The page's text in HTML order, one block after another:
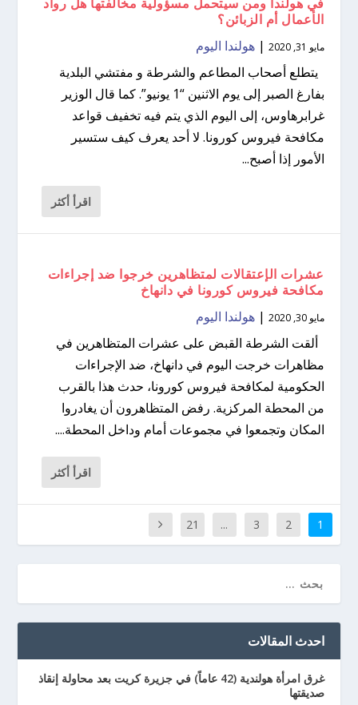
الأعمال أم الزبائن؟
مايو 31, 2020 |هولندا اليوم
يتطلع أصحاب المطاعم والشرطة و مفتشي البلدية
بفارغ الصبر إلى يوم الاثنين “1 يونيو”. كما قال الوزير
غرابرهاوس، إلى اليوم الذي يتم فيه تخفيف قواعد
مكافحة فيروس كورونا. لا أحد يعرف كيف ستسير
الأمور إذا أصبح...
اقرأ أكثر
عشرات الإعتقالات لمتظاهرين خرجوا ضد إجراءات
مكافحة فيروس كورونا في دانهاخ
مايو 30, 2020 |هولندا اليوم
ألقت الشرطة القبض على عشرات المتظاهرين في
مظاهرات خرجت اليوم في دانهاخ، ضد الإجراءات
الحكومية لمكافحة فيروس كورونا، حدث هذا بالقرب
من المحطة المركزية. رفض المتظاهرون أن يغادروا
المكان وتجمعوا في مجموعات أمام وداخل المحطة....
اقرأ أكثر
1
2
3
...
21
احدث المقالات
غرق امرأة هولندية (42 عاماً) في جزيرة كريت بعد محاولة إنقاذ
صديقتها